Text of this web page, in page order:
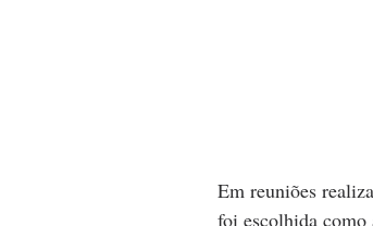
Em reuniões
foi escolhida como